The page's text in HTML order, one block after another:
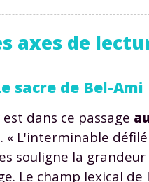
axes de
sacre de Bel-Ami
est dans ce passage
. « L'interminable défilé
souligne la grandeur
Le champ lexical de